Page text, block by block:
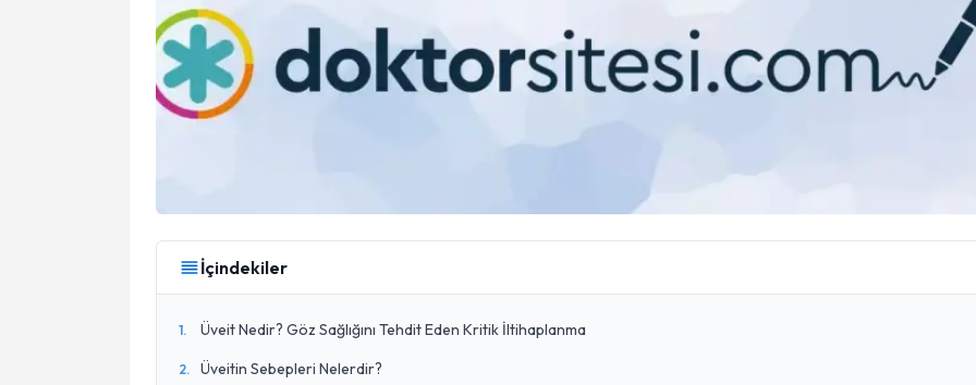
İçindekiler
1. Üveit Nedir? Göz Sağlığını Tehdit Eden Kritik İltihaplanma
2. Üveitin Sebepleri Nelerdir?